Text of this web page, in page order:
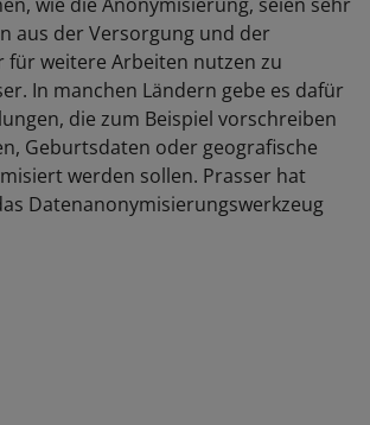
aus der Versorgung und der
für weitere Arbeiten nutzen zu
In manchen Ländern gebe es dafür
die zum Beispiel vorschreiben
Geburtsdaten oder geografische
werden sollen. Prasser hat
Datenanonymisierungswerkzeug